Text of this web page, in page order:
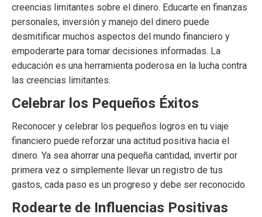
creencias limitantes sobre el dinero. Educarte en finanzas
personales, inversión y manejo del dinero puede
desmitificar muchos aspectos del mundo financiero y
empoderarte para tomar decisiones informadas. La
educación es una herramienta poderosa en la lucha contra
las creencias limitantes.
Celebrar los Pequeños Éxitos
Reconocer y celebrar los pequeños logros en tu viaje
financiero puede reforzar una actitud positiva hacia el
dinero. Ya sea ahorrar una pequeña cantidad, invertir por
primera vez o simplemente llevar un registro de tus
gastos, cada paso es un progreso y debe ser reconocido.
Rodearte de Influencias Positivas